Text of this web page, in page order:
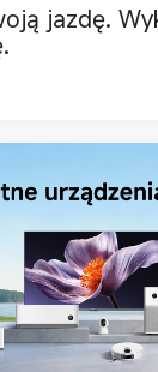
jazdę.